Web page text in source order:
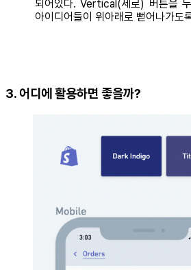
되어있다. Vertical(세로) 버튼을
아이디어들이 위아래로 뻗어나가도
3. 어디에 활용하면 좋을까?